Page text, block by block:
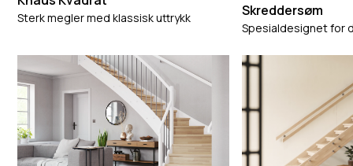
Sterk megler med klassisk uttrykk Skreddersøm
Spesialdesignet for